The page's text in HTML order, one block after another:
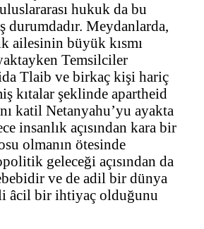
hukuk da bu
durumdadır. Meydanlarda,
ailesinin büyük kısmı
Temsilciler
Tlaib ve birkaç kişi hariç
kıtalar şeklinde apartheid
katil Netanyahu’yu ayakta
insanlık açısından kara bir
olmanın ötesinde
geleceği açısından da
ve de adil bir dünya
âcil bir ihtiyaç olduğunu